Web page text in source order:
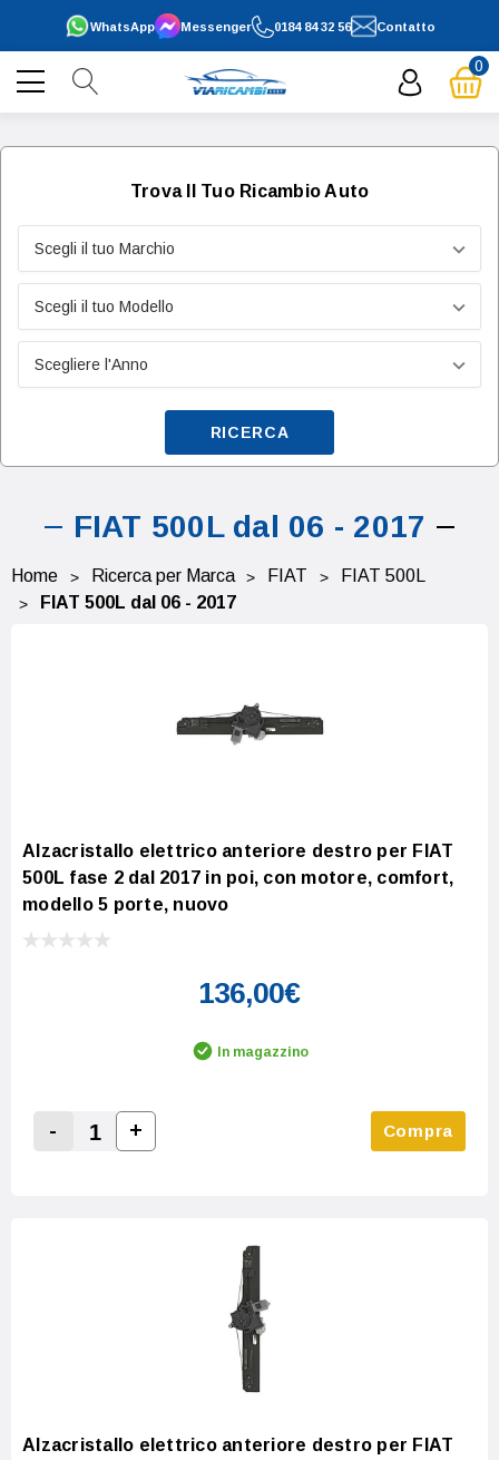
0184 84 32 56
WhatsApp Contatto
Messenger
0
Trova Il Tuo Ricambio Auto
RICERCA
FIAT 500L dal 06 - 2017
Home Ricerca per Marca FIAT
FIAT 500L
FIAT 500L dal 06 - 2017
Alzacristallo elettrico anteriore destro per FIAT
500L fase 2 dal 2017 in poi, con motore, comfort,
modello 5 porte, nuovo
136,00€
In magazzino
Decrease Quantity:
-
Increase Quantity:
+ Compra
Alzacristallo elettrico anteriore destro per FIAT